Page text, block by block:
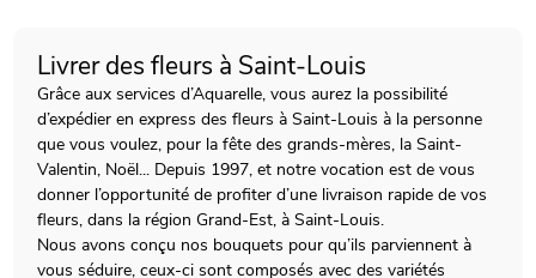
Livrer des fleurs à Saint-Louis
Grâce aux services d’Aquarelle, vous aurez la possibilité
d’expédier en express des fleurs à Saint-Louis à la personne
que vous voulez, pour la fête des grands-mères, la Saint-
Valentin, Noël... Depuis 1997, et notre vocation est de vous
donner l’opportunité de profiter d’une livraison rapide de vos
fleurs, dans la région Grand-Est, à Saint-Louis.
Nous avons conçu nos bouquets pour qu’ils parviennent à
vous séduire, ceux-ci sont composés avec des variétés